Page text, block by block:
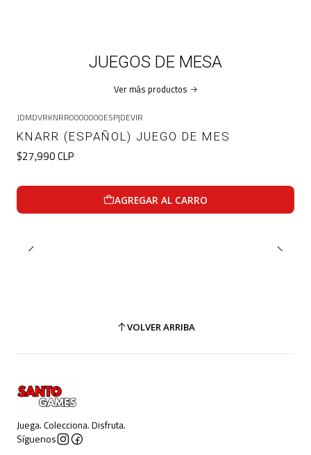
JUEGOS DE MESA
Ver más productos
JDMDVRKNRR0000000ESP|DEVIR
KNARR (ESPAÑOL) JUEGO DE MES
$27,990 CLP
AGREGAR AL CARRO
VOLVER ARRIBA
Juega. Colecciona. Disfruta.
Síguenos